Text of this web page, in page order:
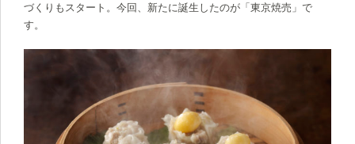
づくりもスタート。今回、新たに誕生したのが「東京焼売」で
す。